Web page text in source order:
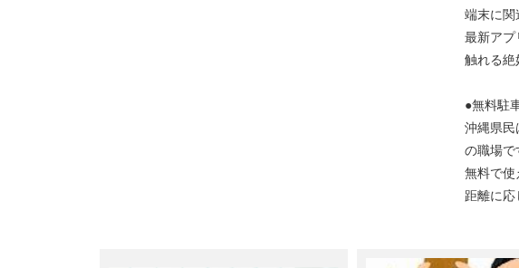
端末に
最新ア
触れる
●無料駐
沖縄県民
の職場で
無料で使
距離に